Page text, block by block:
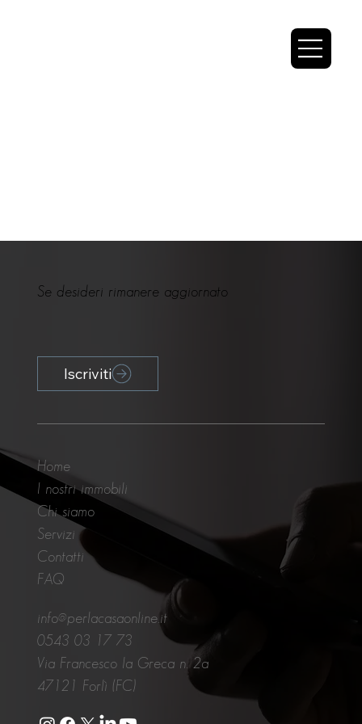
Se desideri rimanere aggiornato
Iscriviti
info@perlacasaonline.it
0543 03 17 73
Via Francesco la Greca n. 2a
47121 Forlì (FC)
Home
I nostri immobili
Chi siamo
Servizi
Contatti
FAQ